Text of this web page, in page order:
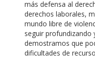
más defensa al
derechos laborales,
mundo libre de
seguir profundizando
demostramos que
dificultades de